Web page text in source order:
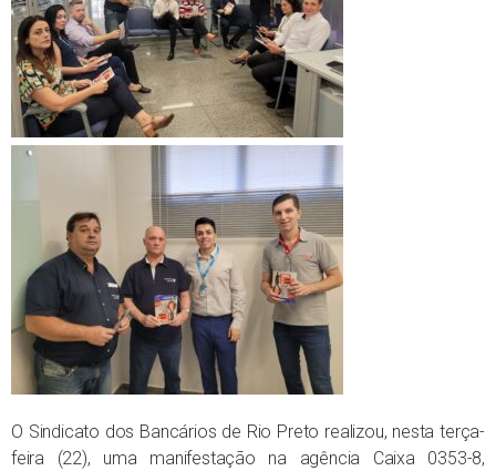
O Sindicato dos Bancários de Rio Preto realizou, nesta terça-
feira (22), uma manifestação na agência Caixa 0353-8,